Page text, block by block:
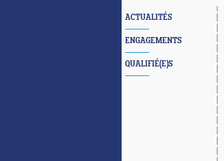
ACTUALITÉS
ENGAGEMENTS
QUALIFIÉ(E)S